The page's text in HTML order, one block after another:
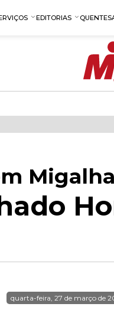
EDITORIAS QUENTES
quarta-feira, 27 de março de